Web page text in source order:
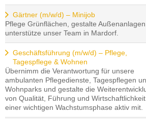
Gärtner (m/w/d) – Minijob
Pflege Grünflächen, gestalte
unterstütze unser Team in Mardorf.
Geschäftsführung (m/w/d) – Pflege,
Tagespflege & Wohnen
Übernimm die Verantwortung für unsere
ambulanten Pflegedienste, Tagespflegen
Wohnparks und gestalte die
von Qualität, Führung und
einer wichtigen Wachstumsphase aktiv mit.